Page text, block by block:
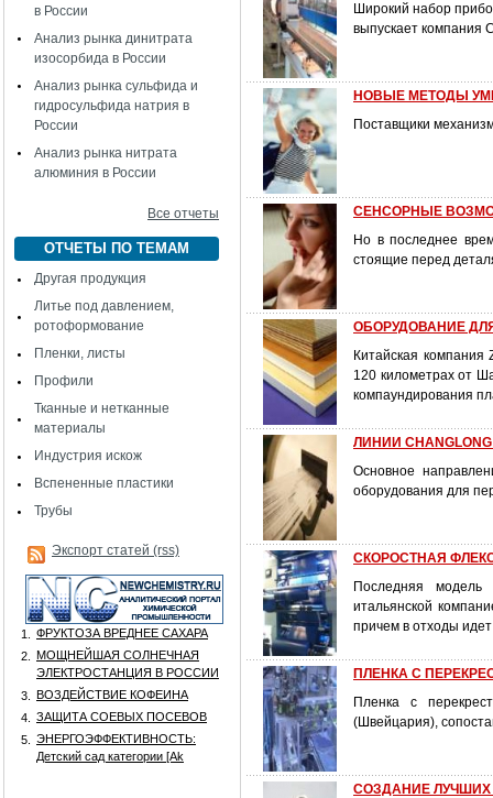
в России
Анализ рынка динитрата
изосорбида в России
Анализ рынка сульфида и
гидросульфида натрия в
России
Анализ рынка нитрата
алюминия в России
Все отчеты
ОТЧЕТЫ ПО ТЕМАМ
Другая продукция
Литье под давлением,
ротоформование
Пленки, листы
Профили
Тканные и нетканные
материалы
Индустрия искож
Вспененные пластики
Трубы
Экспорт статей (rss)
1.
ФРУКТОЗА ВРЕДНЕЕ САХАРА
2.
МОЩНЕЙШАЯ СОЛНЕЧНАЯ
ЭЛЕКТРОСТАНЦИЯ В РОССИИ
3.
ВОЗДЕЙСТВИЕ КОФЕИНА
4.
ЗАЩИТА СОЕВЫХ ПОСЕВОВ
5.
ЭНЕРГОЭФФЕКТИВНОСТЬ:
Детский сад категории [Аk
Широкий набор
выпускает компания
НОВЫЕ МЕТОДЫ
Поставщики
СЕНСОРНЫЕ
Но в последнее
стоящие перед
ОБОРУДОВАНИЕ
Китайская
120 километрах от
компаундирования
ЛИНИИ
Основное
оборудования для
СКОРОСТНАЯ
Последняя модель
итальянской
причем в отходы
ПЛЕНКА С
Пленка с
(Швейцария),
СОЗДАНИЕ